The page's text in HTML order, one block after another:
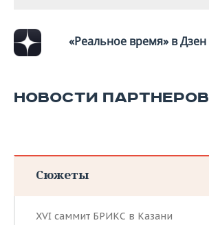
«Реальное время» в Дзен
НОВОСТИ ПАРТНЕРОВ
Сюжеты
XVI саммит БРИКС в Казани